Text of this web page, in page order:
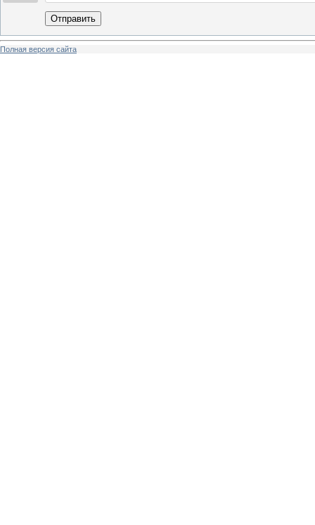
Отправить
Полная версия сайта